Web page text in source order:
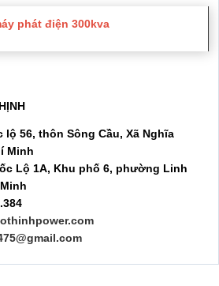
phát điện 300kva
lộ 56, thôn Sông Cầu, Xã Nghĩa
Minh
Lộ 1A, Khu phố 6, phường Linh